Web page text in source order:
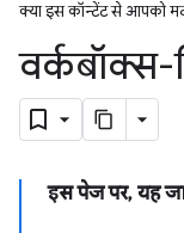
क्या इस कॉन्टेंट से आपको
वर्कबॉक्स-
इस पेज पर, यह